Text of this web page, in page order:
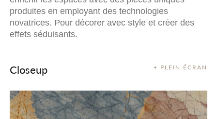
produites en employant des technologies
novatrices. Pour décorer avec style et créer des
effets séduisants.
+ PLEIN ÉCRAN
Closeup